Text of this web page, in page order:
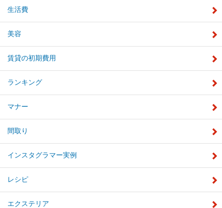
生活費
美容
賃貸の初期費用
ランキング
マナー
間取り
インスタグラマー実例
レシピ
エクステリア